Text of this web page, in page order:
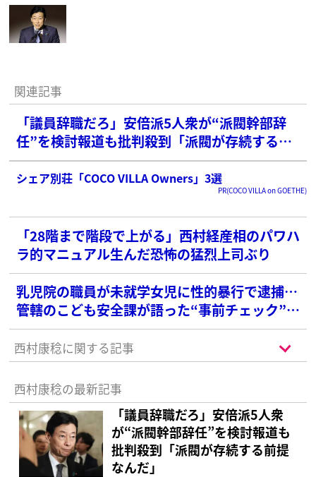
関連記事
「議員辞職だろ」安倍派5人衆が“派閥幹部辞
任”を検討報道も批判殺到「派閥が存続する前
提なんだ」
シェア別荘「COCO VILLA Owners」3選
PR(COCO VILLA on GOETHE)
「28階まで階段で上がる」西村経産相のパワハ
ラ的マニュアル生んだ恐怖の猛烈上司ぶり
乳児院の職員が未就学女児に性的暴行で逮捕…
管轄のこども安全課が語った“事前チェック”の
難しさ
西村康稔に関する記事
西村康稔の最新記事
「議員辞職だろ」安倍派5人衆
が“派閥幹部辞任”を検討報道も
批判殺到「派閥が存続する前提
なんだ」